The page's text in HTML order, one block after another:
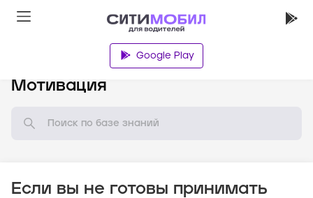
Google Play
Мотивация
Если вы не готовы принимать